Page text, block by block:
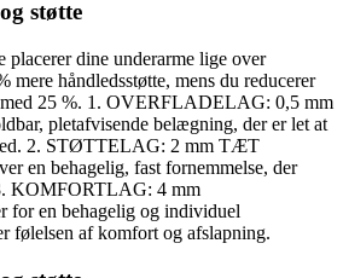
støtte
placerer dine underarme lige over
mere håndledsstøtte, mens du reducerer
med 25 %. 1. OVERFLADELAG: 0,5 mm
pletafvisende belægning, der er let at
2. STØTTELAG: 2 mm TÆT
en behagelig, fast fornemmelse, der
KOMFORTLAG: 4 mm
en behagelig og individuel
følelsen af komfort og afslapning.